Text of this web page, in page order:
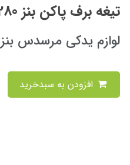
تیغه برف پاکن بنز E280
لوازم یدکی مرسدس بنز E280